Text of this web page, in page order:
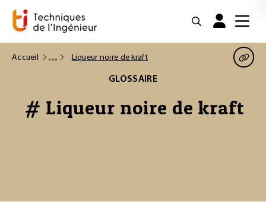
Accueil Liqueur noire de kraft
GLOSSAIRE
# Liqueur noire de kraft